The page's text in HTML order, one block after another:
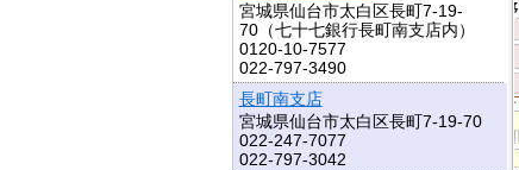
宮城県仙台市太白区長町7-19-
70（七十七銀行長町南支店内）
0120-10-7577
022-797-3490
長町南支店
宮城県仙台市太白区長町7-19-70
022-247-7077
022-797-3042